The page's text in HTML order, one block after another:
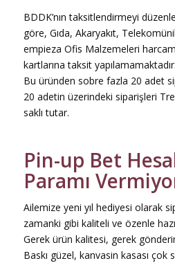
BDDK’nın taksitlendirmeyi
göre, Gıda, Akaryakıt,
empieza Ofis Malzemeleri
kartlarına taksit yapılamamaktadır.
Bu üründen sobre fazla 20 adet
20 adetin üzerindeki siparişleri
saklı tutar.
Pin-up Bet
Paramı
Ailemize yeni yıl hediyesi olarak
zamanki gibi kaliteli ve özenle
Gerek ürün kalitesi, gerek
Baskı güzel, kanvasin kasası